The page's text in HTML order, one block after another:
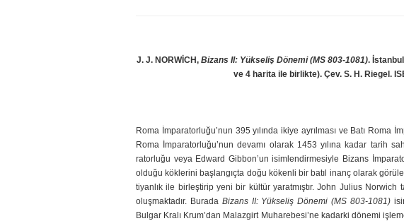
J. J. NORWİCH, Bizans II: Yükseliş Dönemi (MS 803-1081).
ve 4 harita ile birlikte). Çev. S. H. Riegel.
Roma İmparatorluğu’nun 395 yılında ikiye ayrılması ve Batı Roma
Roma İmparatorluğu’nun devamı olarak 1453 yılına kadar tarih
ratorluğu veya Edward Gibbon’un isimlendirmesiyle Bizans
olduğu köklerini başlangıçta doğu kökenli bir batıl inanç olarak
tiyanlık ile birleştirip yeni bir kültür yaratmıştır. John Julius Norwich
oluşmaktadır. Burada Bizans II: Yük­seliş Dönemi (MS 803-1081)
Bulgar Kralı Krum’dan Malazgirt Muharebesi’ne kadarki dönemi